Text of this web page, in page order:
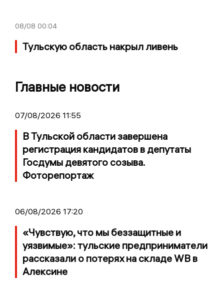
08/08 00:04
Тульскую область накрыл ливень
Главные новости
07/08/2026 11:55
В Тульской области завершена
регистрация кандидатов в депутаты
Госдумы девятого созыва.
Фоторепортаж
06/08/2026 17:20
«Чувствую, что мы беззащитные и
уязвимые»: тульские предприниматели
рассказали о потерях на складе WB в
Алексине